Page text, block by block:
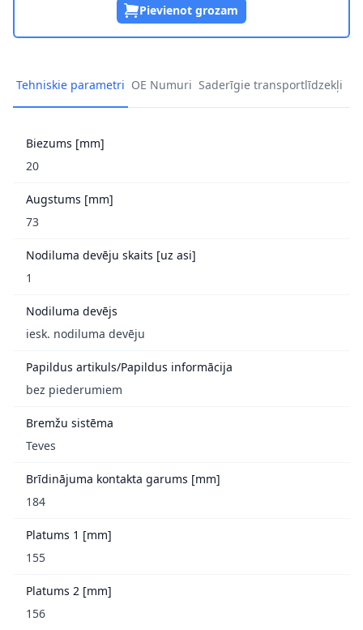
Pievienot grozam
Tehniskie parametri OE Numuri Saderīgie transportlīdzekļi
Biezums [mm]
20
Augstums [mm]
73
Nodiluma devēju skaits [uz asi]
1
Nodiluma devējs
iesk. nodiluma devēju
Papildus artikuls/Papildus informācija
bez piederumiem
Bremžu sistēma
Teves
Brīdinājuma kontakta garums [mm]
184
Platums 1 [mm]
155
Platums 2 [mm]
156